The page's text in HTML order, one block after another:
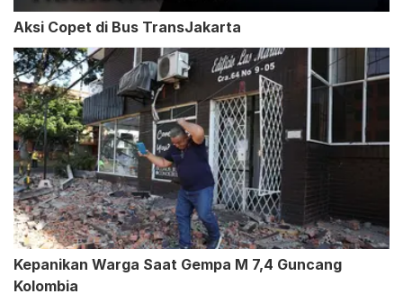
Aksi Copet di Bus TransJakarta
Kepanikan Warga Saat Gempa M 7,4 Guncang
Kolombia